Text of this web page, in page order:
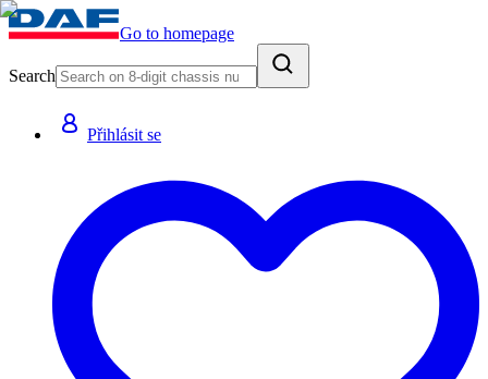
Go to homepage
Search
Přihlásit se